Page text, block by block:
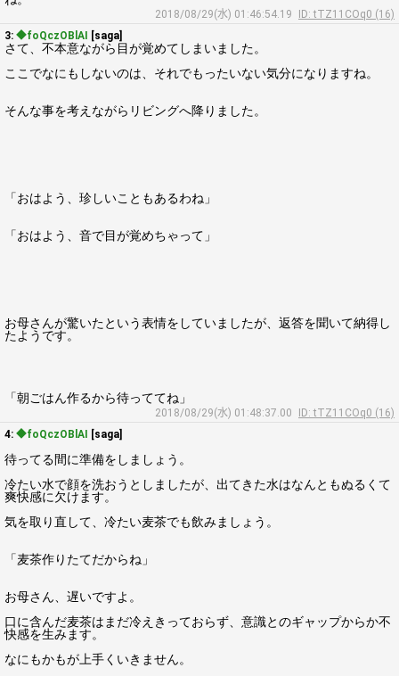
2018/08/29(水) 01:46:54.19
ID: tTZ11COq0 (16)
3: ◆foQczOBlAI [saga]
さて、不本意ながら目が覚めてしまいました。
ここでなにもしないのは、それでもったいない気分になりますね。
そんな事を考えながらリビングへ降りました。
「おはよう、珍しいこともあるわね」
「おはよう、音で目が覚めちゃって」
お母さんが驚いたという表情をしていましたが、返答を聞いて納得し
たようです。
「朝ごはん作るから待っててね」
2018/08/29(水) 01:48:37.00
ID: tTZ11COq0 (16)
4: ◆foQczOBlAI [saga]
待ってる間に準備をしましょう。
冷たい水で顔を洗おうとしましたが、出てきた水はなんともぬるくて
爽快感に欠けます。
気を取り直して、冷たい麦茶でも飲みましょう。
「麦茶作りたてだからね」
お母さん、遅いですよ。
口に含んだ麦茶はまだ冷えきっておらず、意識とのギャップからか不
快感を生みます。
なにもかもが上手くいきません。